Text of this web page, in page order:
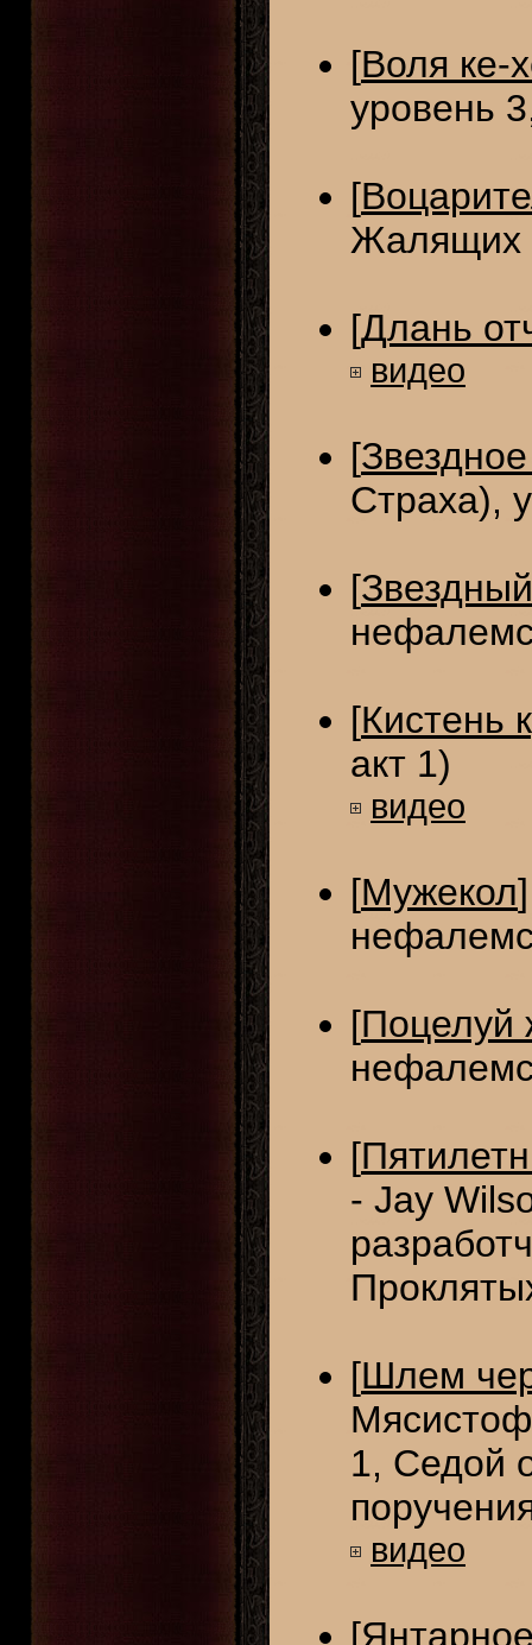
[Воля ке-
уровень
[
Жалящих
[Длань
видео
[
Страха),
[
[Кистень
акт 1)
видео
[Мужекол
[Поцелуй
[
- Jay
[Шлем
1, Седой
видео
[